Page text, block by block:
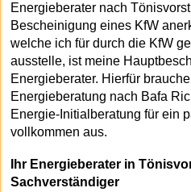
Energieberater nach
Bescheinigung eines KfW
welche ich für durch die KfW
ausstelle, ist meine
Energieberater. Hierfür
Energieberatung nach Bafa
Energie-Initialberatung für ein
vollkommen aus.
Ihr Energieberater in
Sachverständiger